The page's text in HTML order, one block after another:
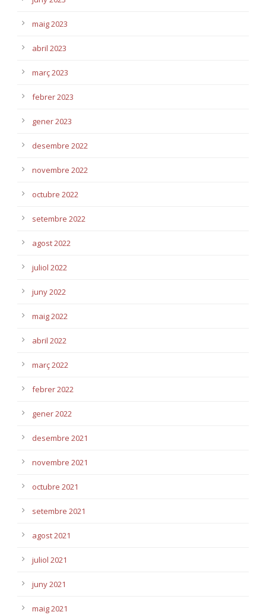
maig 2023
abril 2023
març 2023
febrer 2023
gener 2023
desembre 2022
novembre 2022
octubre 2022
setembre 2022
agost 2022
juliol 2022
juny 2022
maig 2022
abril 2022
març 2022
febrer 2022
gener 2022
desembre 2021
novembre 2021
octubre 2021
setembre 2021
agost 2021
juliol 2021
juny 2021
maig 2021